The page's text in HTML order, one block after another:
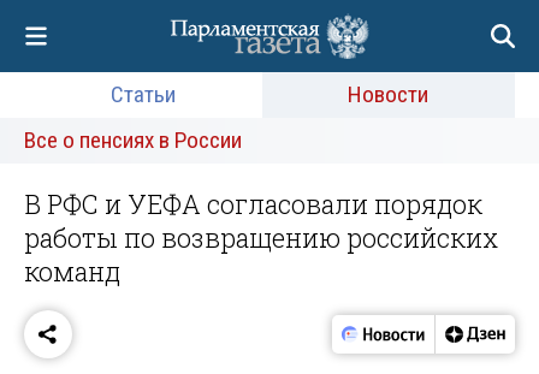
Статьи
Новости
Все о пенсиях в России
В РФС и УЕФА согласовали порядок
работы по возвращению российских
команд